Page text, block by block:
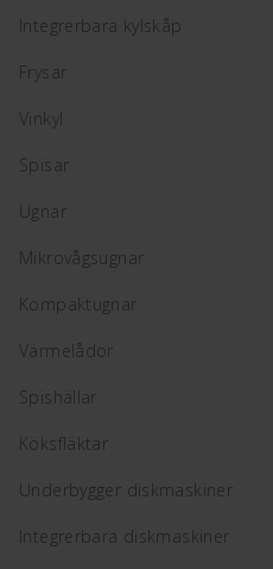
Integrerbara kylskåp
Frysar
Vinkyl
Spisar
Ugnar
Mikrovågsugnar
Kompaktugnar
Värmelådor
Spishällar
Köksfläktar
Underbygger diskmaskiner
Integrerbara diskmaskiner